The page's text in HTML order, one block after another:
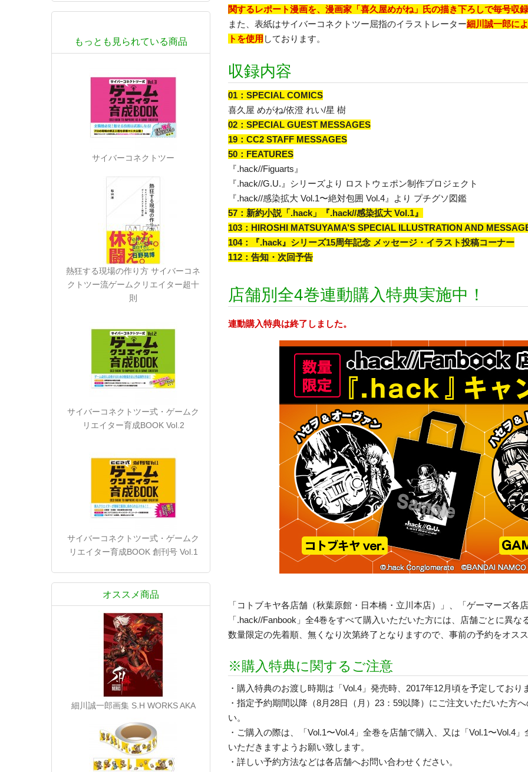
関するレポート漫画を、漫画家「喜久屋めがね」氏の描き下ろしで毎号収
また、表紙はサイバーコネクトツー屈指のイラストレーター細川誠一郎に
トを使用 しております。
収録内容
01：SPECIAL COMICS
喜久屋 めがね/依澄 れい/星 樹
02：SPECIAL GUEST MESSAGES
19：CC2 STAFF MESSAGES
50：FEATURES
『.hack//Figuarts』
『.hack//G.U.』シリーズより ロストウェポン制作プロジェクト
『.hack//感染拡大 Vol.1〜絶対包囲 Vol.4』より プチグソ図鑑
57：新約小説「.hack」『.hack//感染拡大 Vol.1』
103：HIROSHI MATSUYAMA’S SPECIAL ILLUSTRATION AND
104：『.hack』シリーズ15周年記念 メッセージ・イラスト投稿コーナー
112：告知・次回予告
店舗別全4巻連動購入特典実施中！
連動購入特典は終了しました。
「コトブキヤ各店舗（秋葉原館・日本橋・立川本店）」、「ゲーマーズ各
「.hack//Fanbook」全4巻をすべて購入いただいた方には、店舗ごとに異
数量限定の先着順、無くなり次第終了となりますので、事前の予約をオス
※購入特典に関するご注意
・購入特典のお渡し時期は「Vol.4」発売時、2017年12月頃を予定しており
・指定予約期間以降（8月28日（月）23：59以降）にご注文いただいた方
い。
・ご購入の際は、「Vol.1〜Vol.4」全巻を店舗で購入、又は「Vol.1〜Vol.4
いただきますようお願い致します。
・詳しい予約方法などは各店舗へお問い合わせください。
もっとも見られている商品
サイバーコネクトツー
熱狂する現場の作り方 サイバーコネ
クトツー流ゲームクリエイター超十
則
サイバーコネクトツー式・ゲームク
リエイター育成BOOK Vol.2
サイバーコネクトツー式・ゲームク
リエイター育成BOOK 創刊号 Vol.1
オススメ商品
細川誠一郎画集 S.H WORKS AKA